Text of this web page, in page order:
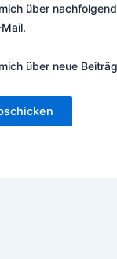
über
über neue